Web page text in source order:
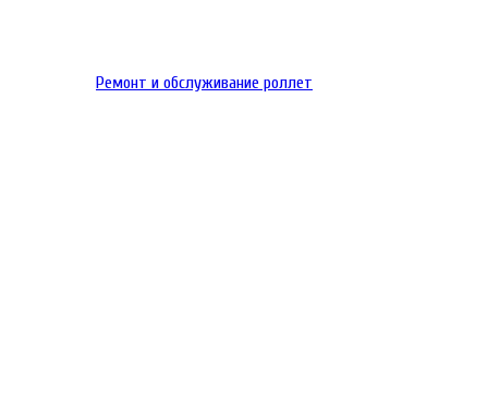
Ремонт и обслуживание роллет